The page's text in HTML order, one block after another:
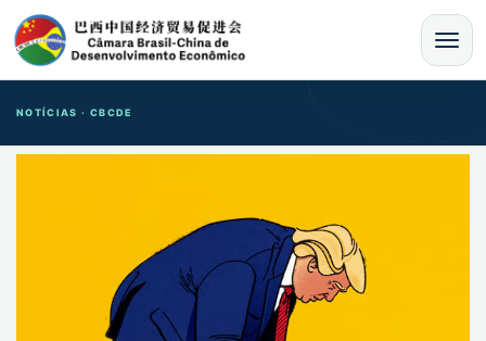
MENU
NOTÍCIAS · CBCDE